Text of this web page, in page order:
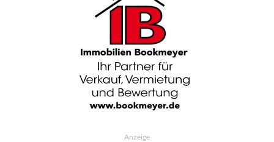
Anzeige